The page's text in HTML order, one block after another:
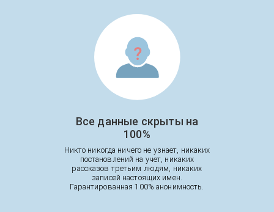
Все данные скрыты на
100%
Никто никогда ничего не узнает, никаких
постановлений на учет, никаких
рассказов третьим людям, никаких
записей настоящих имен.
Гарантированная 100% анонимность.